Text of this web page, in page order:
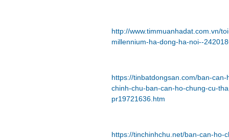
http://www.timmuanhadat.com.vn/
millennium-ha-dong-ha-noi--
https://tinbatdongsan.com/ban-
chinh-chu-ban-can-ho-chung-cu-
pr19721636.htm
https://tinchinhchu.net/ban-can-